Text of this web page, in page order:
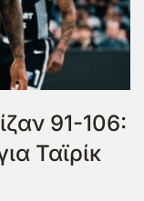
91-106:
Ταϊρίκ